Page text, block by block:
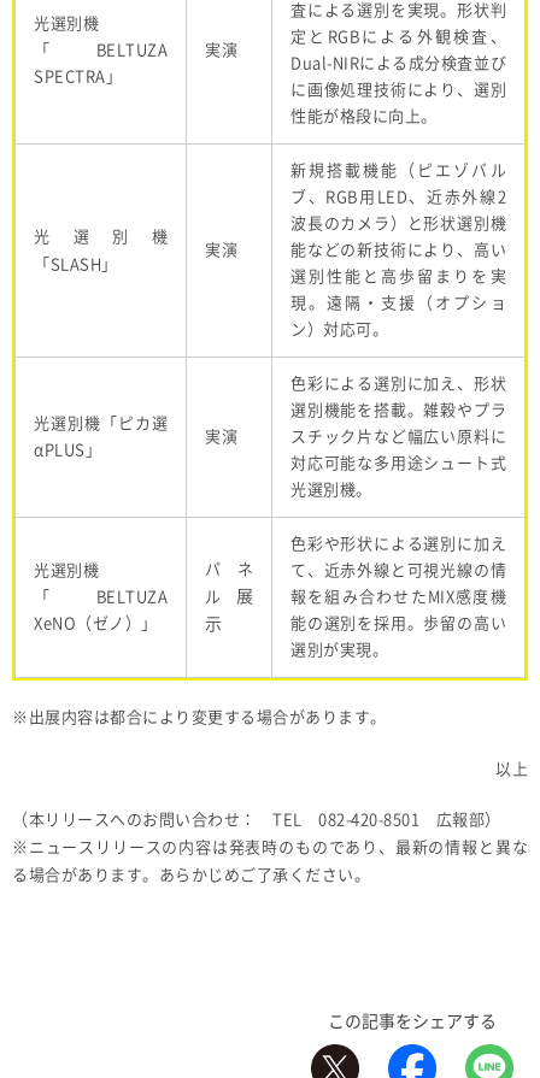
光選別機
BELTUZA
SPECTRA 」
実演
査による選別を実現。形状判
定と RGB による外観検査、
Dual-NIRによる成分検査並び
に画像処理技術により、選別
性能が格段に向上。
光選別機
SLASH 」
実演
新規搭載機能（ピエゾバル
ブ、 RGB 用 LED 、近赤外線 2
波長のカメラ）と形状選別機
能などの新技術により、高い
選別性能と高歩留まりを実
現。遠隔・支援（オプショ
ン）対応可。
光選別機「ピカ選
αPLUS 」
実演
色彩による選別に加え、形状
選別機能を搭載。雑穀やプラ
スチック片など幅広い原料に
対応可能な多用途シュート式
光選別機。
光選別機
BELTUZA
XeNO （ゼノ）」
パネ
ル
展
示
色彩や形状による選別に加え
て、近赤外線と可視光線の情
報を組み合わせた MIX感度機
能の選別を採用。歩留の高い
選別が実現。
※出展内容は都合により変更する場合があります。
以上
（本リリースへのお問い合わせ： TEL 082-420-8501 広報部）
※ニュースリリースの内容は発表時のものであり、最新の情報と異な
る場合があります。あらかじめご了承ください。
この記事をシェアする